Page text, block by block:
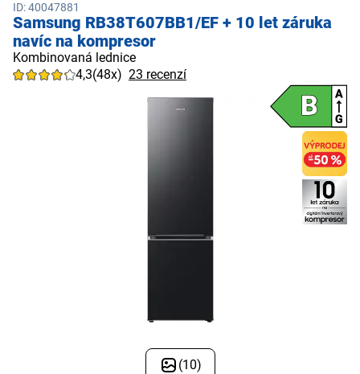
ID: 40047881
Samsung RB38T607BB1/EF + 10 let záruka
navíc na kompresor
Kombinovaná lednice
4,3(48x) 23 recenzí
(10)